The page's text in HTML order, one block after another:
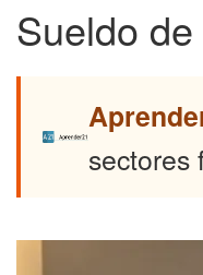
Sueldo
sectores